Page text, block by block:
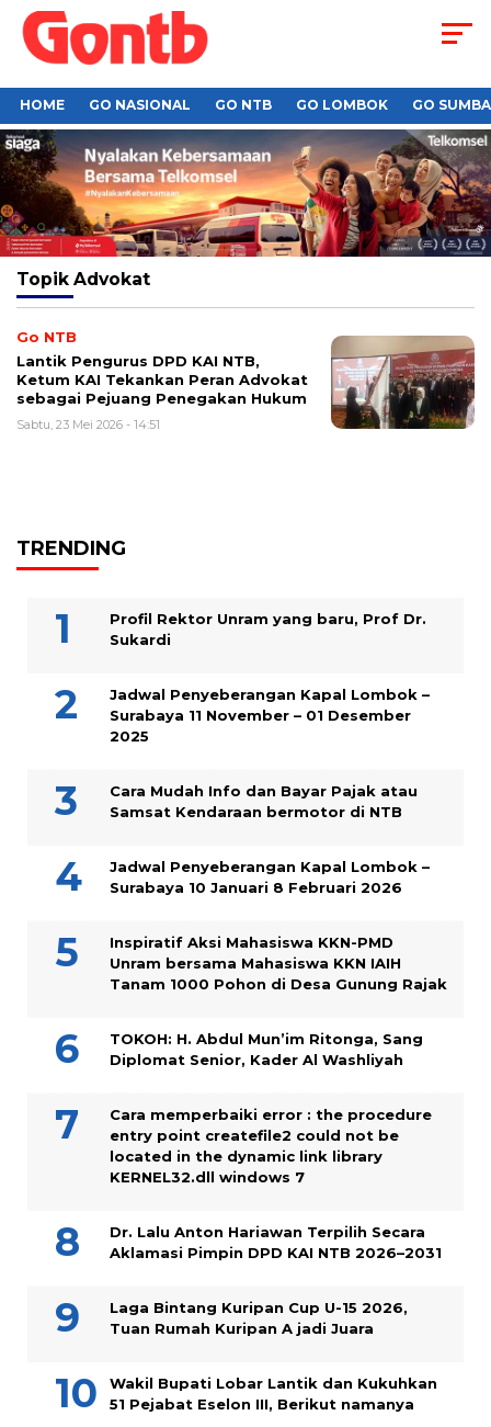
HOME GO NASIONAL GO NTB GO LOMBOK GO
Topik Advokat
Go NTB
Lantik Pengurus DPD KAI NTB,
Ketum KAI Tekankan Peran Advokat
sebagai Pejuang Penegakan Hukum
Sabtu, 23 Mei 2026 - 14:51
TRENDING
Profil Rektor Unram yang baru, Prof Dr.
Sukardi
Jadwal Penyeberangan Kapal Lombok –
Surabaya 11 November – 01 Desember
2025
Cara Mudah Info dan Bayar Pajak atau
Samsat Kendaraan bermotor di NTB
Jadwal Penyeberangan Kapal Lombok –
Surabaya 10 Januari 8 Februari 2026
Inspiratif Aksi Mahasiswa KKN-PMD
Unram bersama Mahasiswa KKN IAIH
Tanam 1000 Pohon di Desa Gunung Rajak
TOKOH: H. Abdul Mun’im Ritonga, Sang
Diplomat Senior, Kader Al Washliyah
Cara memperbaiki error : the procedure
entry point createfile2 could not be
located in the dynamic link library
KERNEL32.dll windows 7
Dr. Lalu Anton Hariawan Terpilih Secara
Aklamasi Pimpin DPD KAI NTB 2026–2031
Laga Bintang Kuripan Cup U-15 2026,
Tuan Rumah Kuripan A jadi Juara
Wakil Bupati Lobar Lantik dan Kukuhkan
51 Pejabat Eselon III, Berikut namanya